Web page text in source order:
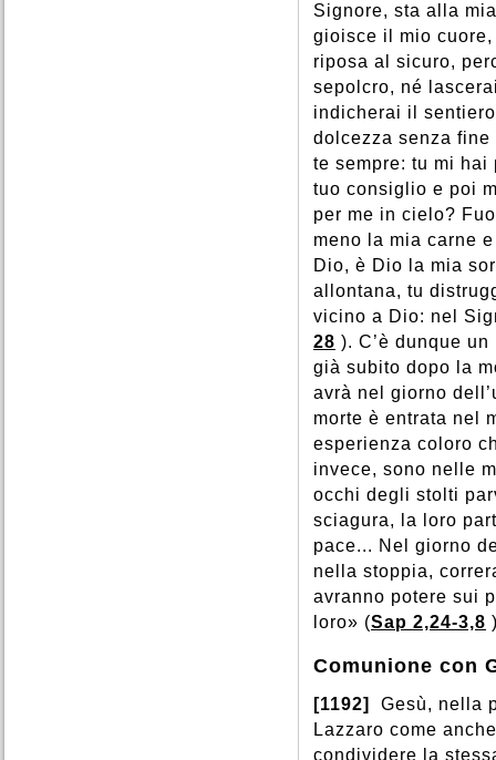
Signore, sta alla
gioisce il mio
riposa al sicuro,
sepolcro, né
indicherai il
dolcezza senza
te sempre: tu mi
tuo consiglio e poi
per me in cielo?
meno la mia carne
Dio, è Dio la mia
allontana, tu
vicino a Dio: nel
28 ). C’è dunque
già subito dopo la
avrà nel giorno
morte è entrata nel
esperienza coloro
invece, sono nelle
occhi degli stolti
sciagura, la loro
pace... Nel giorno
nella stoppia,
avranno potere sui
loro» (Sap 2,24-3,8
Comunione con
[1192]
Gesù, nella
Lazzaro come
condividere la